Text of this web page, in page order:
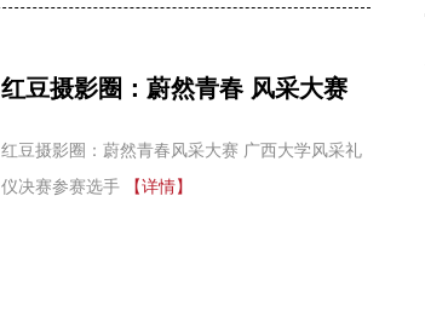
红豆摄影圈：蔚然青春 风采大赛
红豆摄影圈：蔚然青春风采大赛 广西大学风采礼
仪决赛参赛选手
【详情】